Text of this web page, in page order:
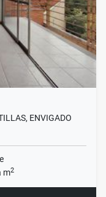
ENVIGADO
m2